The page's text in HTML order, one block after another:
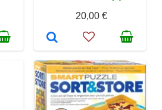
20,00 €